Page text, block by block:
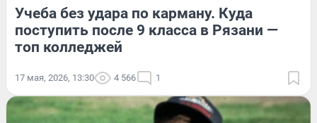
Учеба без удара по карману. Куда
поступить после 9 класса в Рязани —
топ колледжей
17 мая, 2026, 13:30 4 566 1